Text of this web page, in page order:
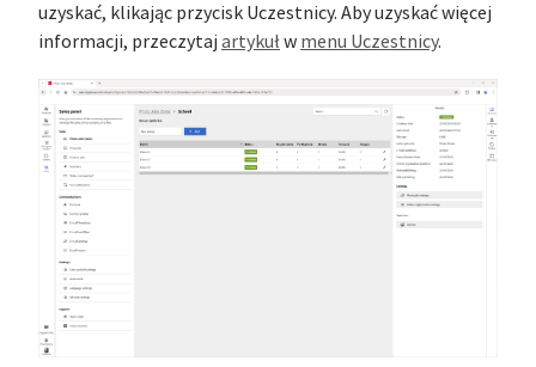
uzyskać, klikając przycisk Uczestnicy. Aby uzyskać więcej
informacji, przeczytaj artykułw menu Uczestnicy.